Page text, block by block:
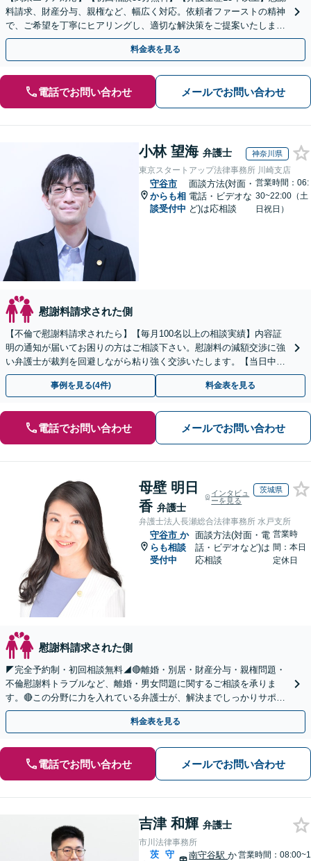
料請求、財産分与、親権など、幅広く対応。依頼者ファーストの精神
で、ご希望を丁寧にヒアリングし、適切な解決策をご提案いたしま
す。まずは無料相談でお悩みをお聞かせください。
料金表を見る
電話でお問い合わせ メールでお問い合わせ
小林 望海 弁護士 神奈川県
東京スタートアップ法律事務所 川崎支店
守谷市
からも相
談受付中
面談方法(対面・
電話・ビデオな
ど)は応相談
営業時間：06:
30~22:00（土
日祝日）
慰謝料請求された側
【不倫で慰謝料請求されたら】【毎月100名以上の相談実績】内容証
明の通知が届いてお困りの方はご相談下さい。慰謝料の減額交渉に強
い弁護士が裁判を回避しながら粘り強く交渉いたします。【当日中の
相談可(予約制)】【関東エリア全域対応】
事例を見る(4件) 料金表を見る
電話でお問い合わせ メールでお問い合わせ
母壁 明日
香 弁護士
インタビュ
ーを見る
茨城県
弁護士法人長瀬総合法律事務所 水戸支所
守谷市 か
らも相談
受付中
面談方法(対面・電
話・ビデオなど)は
応相談
営業時
間：本日
定休日
慰謝料請求された側
◤完全予約制・初回相談無料◢🔴離婚・別居・財産分与・親権問題・
不倫慰謝料トラブルなど、離婚・男女問題に関するご相談を承りま
す。🔴この分野に力を入れている弁護士が、解決までしっかりサポー
トいたします。まずはお気軽にお問い合わせください。
料金表を見る
電話でお問い合わせ メールでお問い合わせ
吉津 和輝 弁護士
市川法律事務所
茨 守
南守谷駅か営業時間：08:00~1